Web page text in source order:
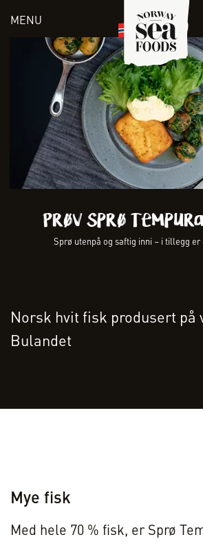
MENU
Prøv Sprø
Sprø utenpå og saftig inni – i tillegg
Norsk hvit fisk produsert på
Bulandet
Mye fisk
Med hele 70 % fisk, er Sprø